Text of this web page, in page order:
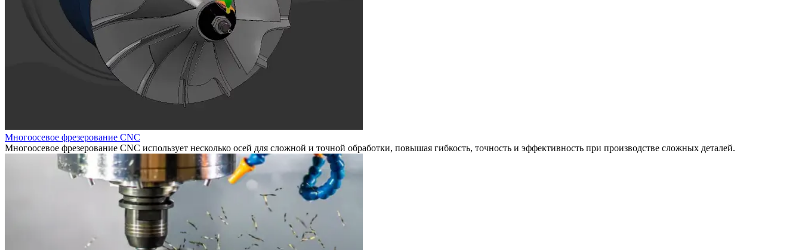
Многоосевое фрезерование CNC
Многоосевое фрезерование CNC использует несколько осей для сложной и точной обработки, повышая гибкость, точность и эффективность при производстве сложных деталей.